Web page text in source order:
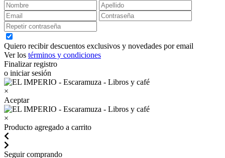
Quiero recibir descuentos exclusivos y novedades por email
Ver los términos y condiciones
Finalizar registro
o iniciar sesión
×
Aceptar
×
Producto agregado a carrito
Seguir comprando